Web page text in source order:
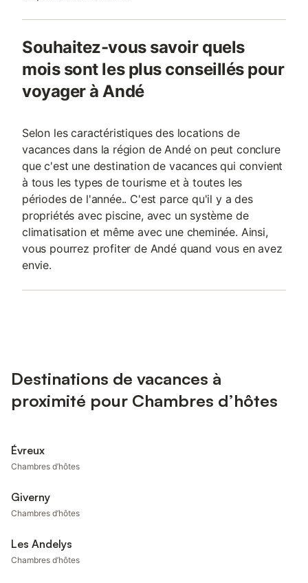
Souhaitez-vous savoir quels
mois sont les plus conseillés pour
voyager à Andé
Selon les caractéristiques des locations de
vacances dans la région de Andé on peut conclure
que c'est une destination de vacances qui convient
à tous les types de tourisme et à toutes les
périodes de l'année.. C'est parce qu'il y a des
propriétés avec piscine, avec un système de
climatisation et même avec une cheminée. Ainsi,
vous pourrez profiter de Andé quand vous en avez
envie.
Destinations de vacances à
proximité pour Chambres d’hôtes
Évreux
Chambres d’hôtes
Giverny
Chambres d’hôtes
Les Andelys
Chambres d’hôtes